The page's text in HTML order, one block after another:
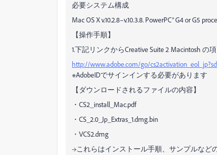
必要システム構成
Mac OS X v.10.2.8–v.10.3.8. PowerPC® G4 or G5
【操作手順】
1.下記リンクからCreative Suite 2 Macintosh の
http://www.adobe.com/go/
※AdobeIDでサインインする必要があります
【ダウンロードされるファイルの内容】
・CS2_install_Mac.pdf
・CS_2.0_Jp_Extras_1.dmg.bin
・VCS2.dmg
→これらはインストール手順、サンプルなど